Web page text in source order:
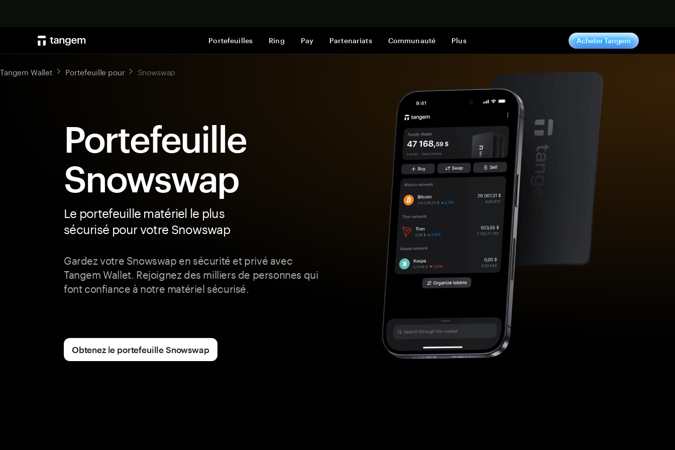
Portefeuilles Ring Pay Partenariats Communauté Plus Acheter Tangem
Tangem Wallet Portefeuille pour Snowswap
Portefeuille
Snowswap
Le portefeuille matériel le plus
sécurisé pour votre Snowswap
Gardez votre Snowswap en sécurité et privé avec
Tangem Wallet. Rejoignez des milliers de personnes qui
font confiance à notre matériel sécurisé.
Obtenez le portefeuille Snowswap